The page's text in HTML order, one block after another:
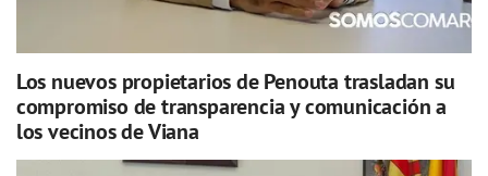
Los nuevos propietarios de Penouta trasladan su
compromiso de transparencia y comunicación a
los vecinos de Viana